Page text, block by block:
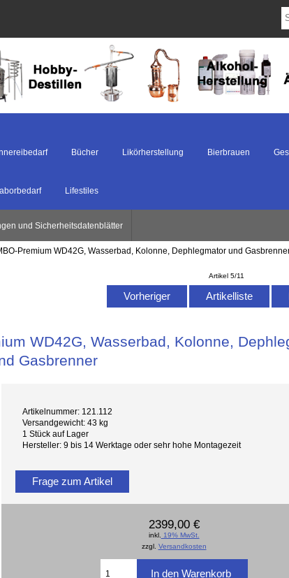
Bücher Likörherstellung Bierbrauen
Lifestiles
und Sicherheitsdatenblätter
Premium WD42G, Wasserbad, Kolonne, Dephlegmator und
Artikel 5/11
Vorheriger Artikelliste
WD42G, Wasserbad, Kolonne,
Gasbrenner
Artikelnummer: 121.112
Versandgewicht: 43 kg
1 Stück auf Lager
Hersteller: 9 bis 14 Werktage oder sehr hohe Montagezeit
Frage zum Artikel
2399,00 €
inkl.
19% MwSt.
zzgl. Versandkosten